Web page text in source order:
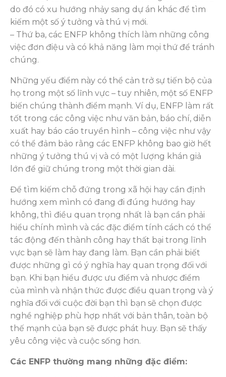
do đó có xu hướng nhảy sang dự án khác để tìm
kiếm một số ý tưởng và thú vị mới.
– Thứ ba, các ENFP không thích làm những công
việc đơn điệu và có khả năng làm mọi thứ để tránh
chúng.
Những yếu điểm này có thể cản trở sự tiến bộ của
họ trong một số lĩnh vực – tuy nhiên, một số ENFP
biến chúng thành điểm mạnh. Ví dụ, ENFP làm rất
tốt trong các công việc như văn bản, báo chí, diễn
xuất hay báo cáo truyền hình – công việc như vậy
có thể đảm bảo rằng các ENFP không bao giờ hết
những ý tưởng thú vị và có một lượng khán giả
lớn để giữ chúng trong một thời gian dài.
Để tìm kiếm chỗ đứng trong xã hội hay cần định
hướng xem mình có đang đi đúng hướng hay
không, thì điều quan trọng nhất là bạn cần phải
hiểu chính mình và các đặc điểm tính cách có thể
tác động đến thành công hay thất bại trong lĩnh
vực bạn sẽ làm hay đang làm. Bạn cần phải biết
được những gì có ý nghĩa hay quan trọng đối với
bạn. Khi bạn hiểu được ưu điểm và nhược điểm
của mình và nhận thức được điều quan trọng và ý
nghĩa đối với cuộc đời bạn thì bạn sẽ chọn được
nghề nghiệp phù hợp nhất với bản thân, toàn bộ
thế mạnh của bạn sẽ được phát huy. Bạn sẽ thấy
yêu công việc và cuộc sống hơn.
Các ENFP thường mang những đặc điểm: